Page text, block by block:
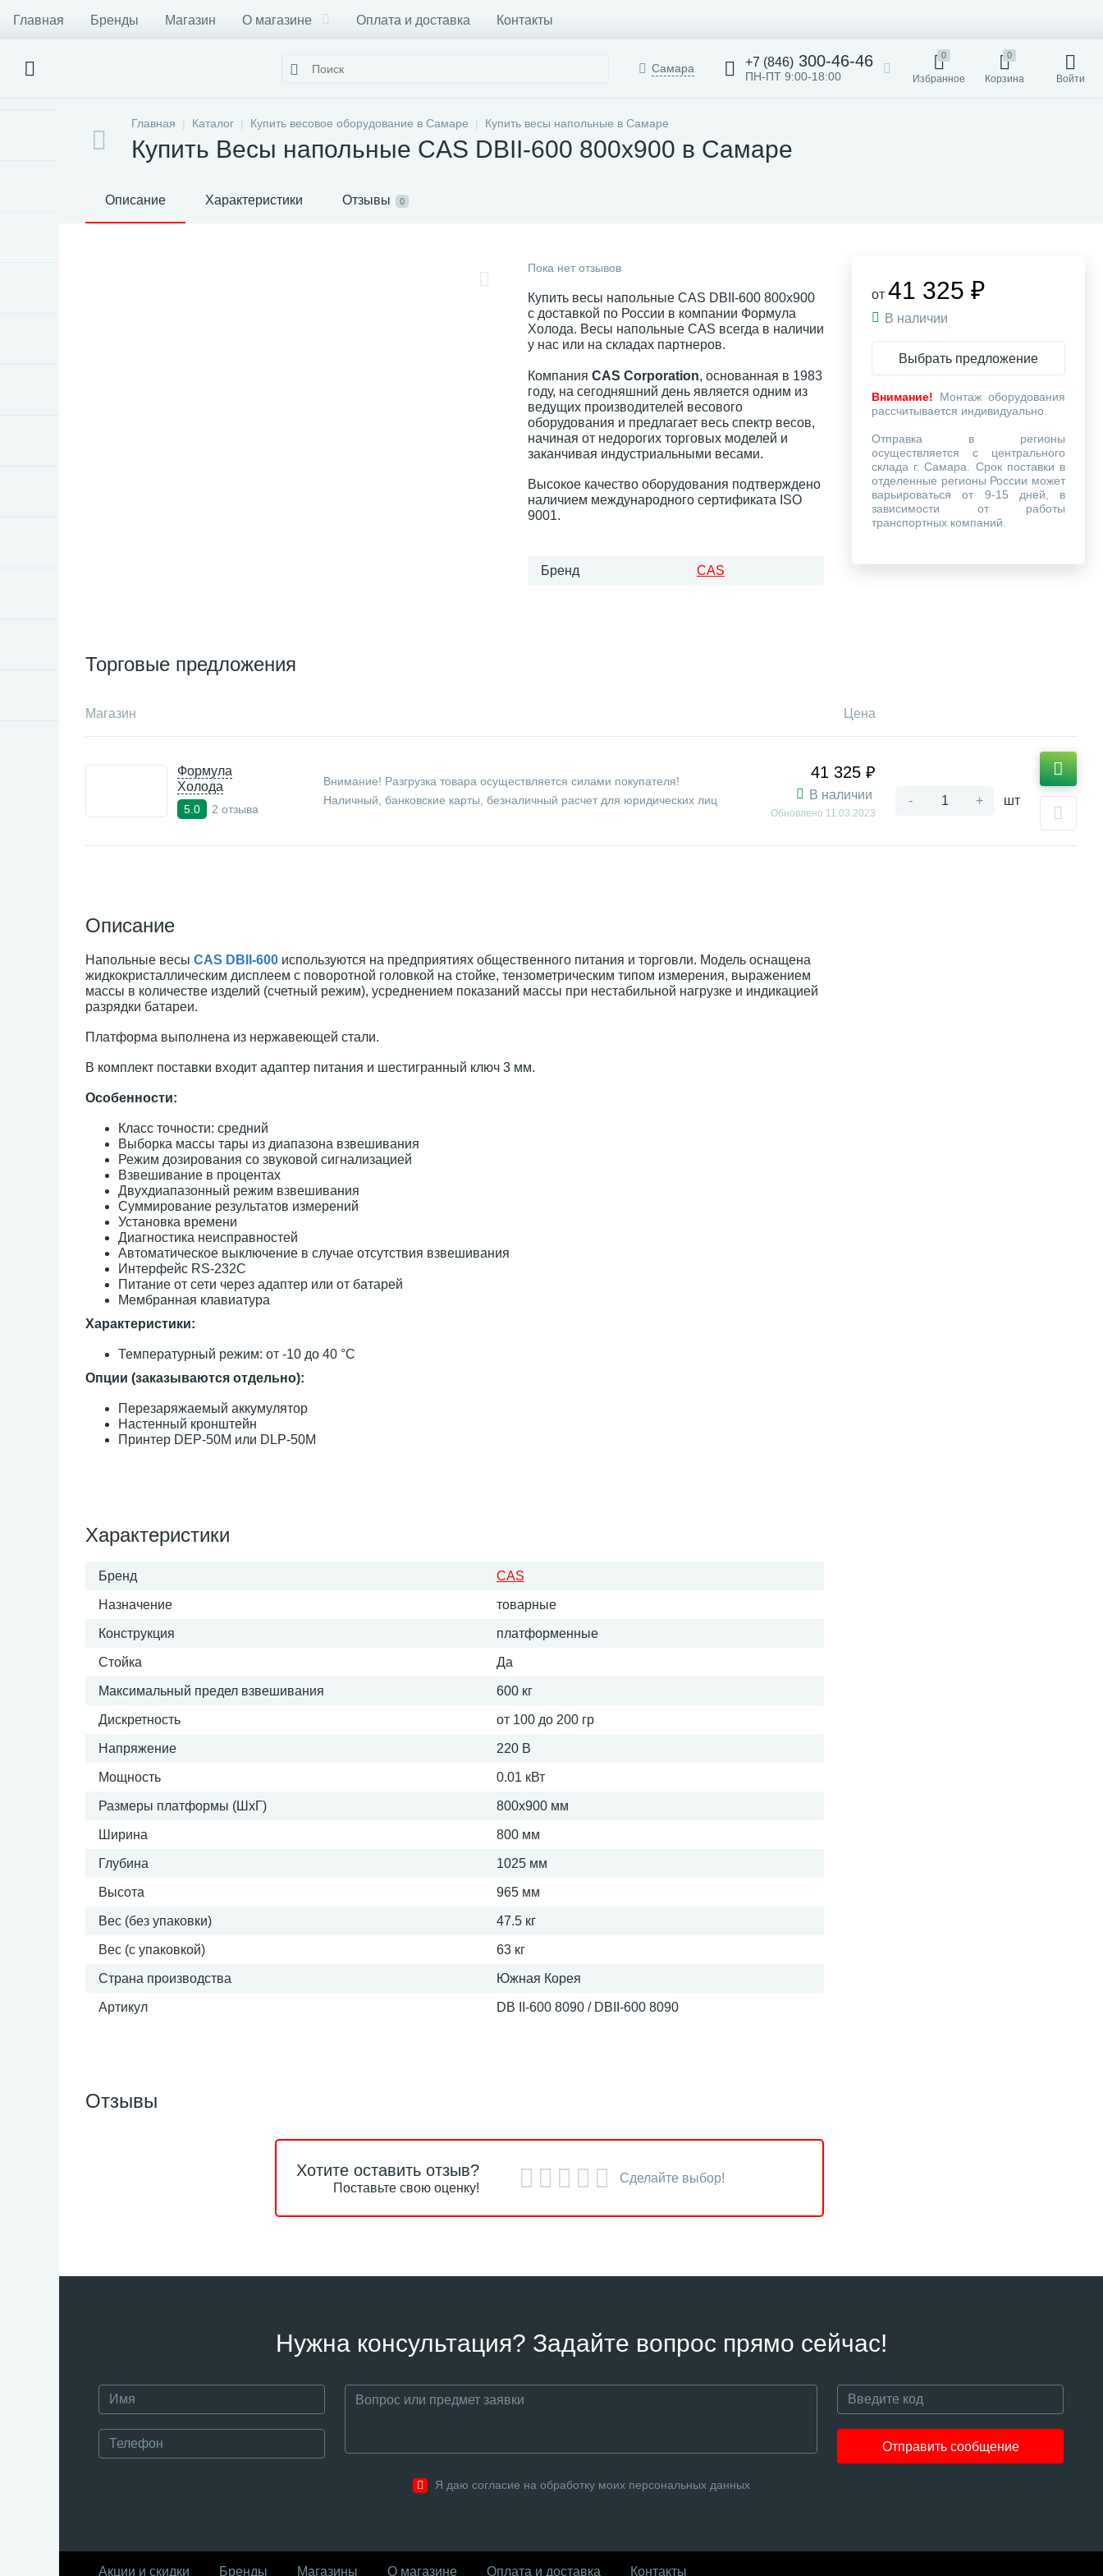
Главная Бренды Магазин О магазине Оплата и доставка Контакты
Самара +7 (846) 300-46-46
ПН-ПТ 9:00-18:00
0
Избранное
0
Корзина Войти
Главная Каталог Купить весовое оборудование в Самаре Купить весы напольные в Самаре
Купить Весы напольные CAS DBII-600 800x900 в Самаре
Описание Характеристики Отзывы 0
Пока нет отзывов
Купить весы напольные CAS DBII-600 800x900
с доставкой по России в компании Формула
Холода. Весы напольные CAS всегда в наличии
у нас или на складах партнеров.
Компания CAS Corporation, основанная в 1983
году, на сегодняшний день является одним из
ведущих производителей весового
оборудования и предлагает весь спектр весов,
начиная от недорогих торговых моделей и
заканчивая индустриальными весами.
Высокое качество оборудования подтверждено
наличием международного сертификата ISO
9001.
Бренд CAS
Торговые предложения
Магазин Цена
Формула
Холода
5.0 2 отзыва
Внимание! Разгрузка товара осуществляется силами покупателя!
Наличный, банковские карты, безналичный расчет для юридических лиц
41 325 ₽
В наличии
Обновлено 11.03.2023
- + шт
Описание
Напольные весы CAS DBII-600 используются на предприятиях общественного питания и торговли. Модель оснащена
жидкокристаллическим дисплеем с поворотной головкой на стойке, тензометрическим типом измерения, выражением
массы в количестве изделий (счетный режим), усреднением показаний массы при нестабильной нагрузке и индикацией
разрядки батареи.
Платформа выполнена из нержавеющей стали.
В комплект поставки входит адаптер питания и шестигранный ключ 3 мм.
Особенности:
Класс точности: средний
Выборка массы тары из диапазона взвешивания
Режим дозирования со звуковой сигнализацией
Взвешивание в процентах
Двухдиапазонный режим взвешивания
Суммирование результатов измерений
Установка времени
Диагностика неисправностей
Автоматическое выключение в случае отсутствия взвешивания
Интерфейс RS-232C
Питание от сети через адаптер или от батарей
Мембранная клавиатура
Характеристики:
Температурный режим: от -10 до 40 °С
Опции (заказываются отдельно):
Перезаряжаемый аккумулятор
Настенный кронштейн
Принтер DEP-50M или DLP-50M
Характеристики
Бренд CAS
Назначение товарные
Конструкция платформенные
Стойка Да
Максимальный предел взвешивания 600 кг
Дискретность от 100 до 200 гр
Напряжение 220 В
Мощность 0.01 кВт
Размеры платформы (ШxГ) 800х900 мм
Ширина 800 мм
Глубина 1025 мм
Высота 965 мм
Вес (без упаковки) 47.5 кг
Вес (с упаковкой) 63 кг
Страна производства Южная Корея
Артикул DB II-600 8090 / DBII-600 8090
от 41 325 ₽
В наличии
Выбрать предложение
Внимание! Монтаж оборудования
рассчитывается индивидуально.
Отправка в регионы
осуществляется с центрального
склада г. Самара. Срок поставки в
отделенные регионы России может
варьироваться от 9-15 дней, в
зависимости от работы
транспортных компаний.
Отзывы
Хотите оставить отзыв?
Поставьте свою оценку!
Сделайте выбор!
Нужна консультация? Задайте вопрос прямо сейчас!
Отправить сообщение
Я даю согласие на обработку моих персональных данных
Акции и скидки Бренды Магазины О магазине Оплата и доставка Контакты